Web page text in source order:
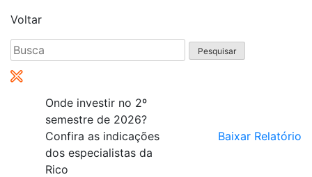
Voltar
Pesquisar
por:
Onde investir no 2º
semestre de 2026?
Confira as indicações
dos especialistas da
Rico
Baixar Relatório